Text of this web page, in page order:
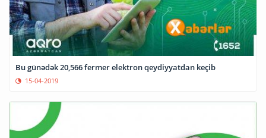
Bu günədək 20,566 fermer elektron qeydiyyatdan keçib
15-04-2019